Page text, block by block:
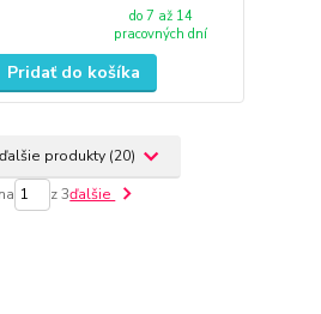
do 7 až 14
pracovných dní
Pridať do košíka
produkty (20)
z 3ďalšie